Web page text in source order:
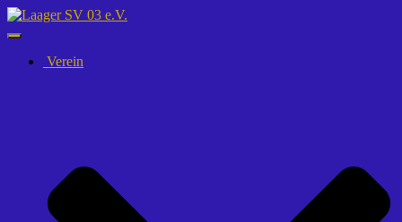
Navigation
umschalten
Verein